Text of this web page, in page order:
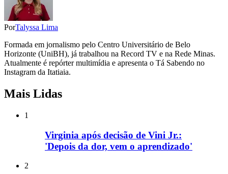
PorTalyssa Lima
Formada em jornalismo pelo Centro Universitário de Belo
Horizonte (UniBH), já trabalhou na Record TV e na Rede Minas.
Atualmente é repórter multimídia e apresenta o Tá Sabendo no
Instagram da Itatiaia.
Mais Lidas
1
Virginia após decisão de Vini Jr.:
'Depois da dor, vem o aprendizado'
2